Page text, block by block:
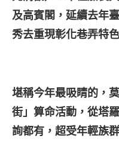
及高賓閣，延續去年
秀去重現彰化巷弄特
堪稱今年最吸睛的，
街」算命活動，從塔
詢都有，超受年輕族